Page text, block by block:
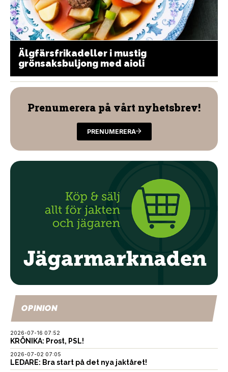
Älgfärsfrikadeller i mustig
grönsaksbuljong med aioli
Prenumerera på vårt nyhetsbrev!
PRENUMERERA
OPINION
2026-07-16 07:52
KRÖNIKA: Prost, PSL!
2026-07-02 07:05
LEDARE: Bra start på det nya jaktåret!